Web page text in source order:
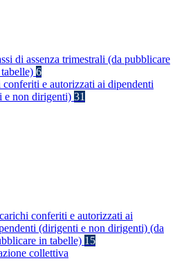
di assenza trimestrali (da pubblicare
6
e autorizzati ai dipendenti
e non dirigenti) 31
conferiti e autorizzati ai
(dirigenti e non dirigenti) (da
in tabelle) 15
collettiva